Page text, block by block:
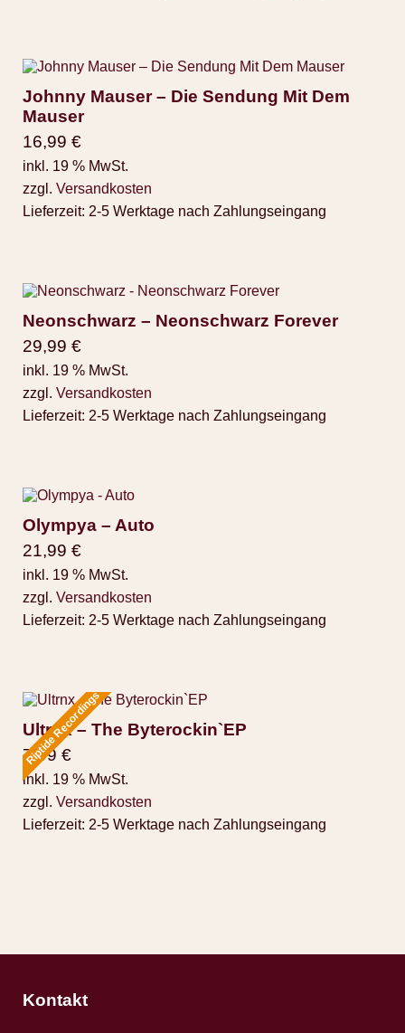
Johnny Mauser – Die Sendung Mit Dem
Mauser
16,99 €
inkl. 19 % MwSt.
zzgl. Versandkosten
Lieferzeit: 2-5 Werktage nach Zahlungseingang
Neonschwarz – Neonschwarz Forever
29,99 €
inkl. 19 % MwSt.
zzgl. Versandkosten
Lieferzeit: 2-5 Werktage nach Zahlungseingang
Olympya – Auto
21,99 €
inkl. 19 % MwSt.
zzgl. Versandkosten
Lieferzeit: 2-5 Werktage nach Zahlungseingang
Riptide Recordings
Ultrnx – The Byterockin`EP
7,99 €
inkl. 19 % MwSt.
zzgl. Versandkosten
Lieferzeit: 2-5 Werktage nach Zahlungseingang
Kontakt